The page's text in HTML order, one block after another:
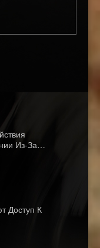
Из-За…
Доступ К